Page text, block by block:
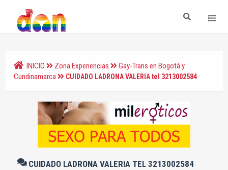
INICIO Zona Experiencias
Gay-Trans en Bogotá y
Cundinamarca
CUIDADO LADRONA VALERIA tel 3213002584
CUIDADO LADRONA VALERIA TEL 3213002584